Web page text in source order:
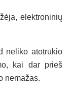
elektroninių
neliko atotrūkio
kai dar prieš
nemažas.